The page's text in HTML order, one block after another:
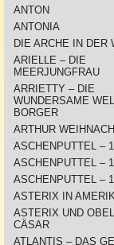
ANTON
ANTONIA
DIE ARCHE IN DER
ARIELLE – DIE
MEERJUNGFRAU
ARRIETTY – DIE
WUNDERSAME
BORGER
ARTHUR
ASCHENPUTTEL –
ASCHENPUTTEL –
ASCHENPUTTEL –
ASTERIX IN
ASTERIX UND
CÄSAR
ATLANTIS – DAS